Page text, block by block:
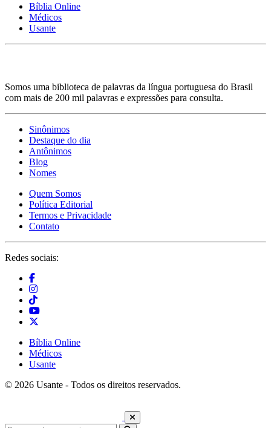
Bíblia Online
Médicos
Usante
Somos uma biblioteca de palavras da língua portuguesa do Brasil
com mais de 200 mil palavras e expressões para consulta.
Sinônimos
Destaque do dia
Antônimos
Blog
Nomes
Quem Somos
Política Editorial
Termos e Privacidade
Contato
Redes sociais:
Bíblia Online
Médicos
Usante
© 2026 Usante - Todos os direitos reservados.